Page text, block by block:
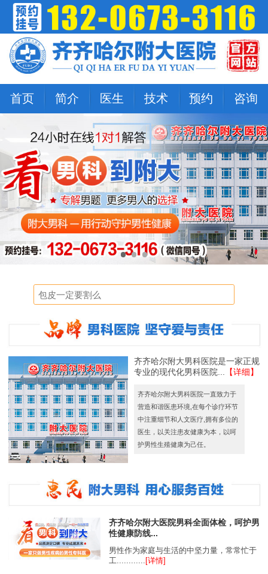
首页 简介 医生 技术 预约 咨询
齐齐哈尔附大男科医院是一家正规
专业的现代化男科医院...
【详细】
齐齐哈尔附大男科医院一直致力于
营造和谐医患环境,在每个诊疗环节
中注重细节和人文医疗,拥有多位的
医生，以关注患友健康为本，以呵
护男性生殖健康为己任。
齐齐哈尔附大医院男科全面体检，呵护男
性健康防线...
男性作为家庭与生活的中坚力量，常常忙于
工............ [详情]